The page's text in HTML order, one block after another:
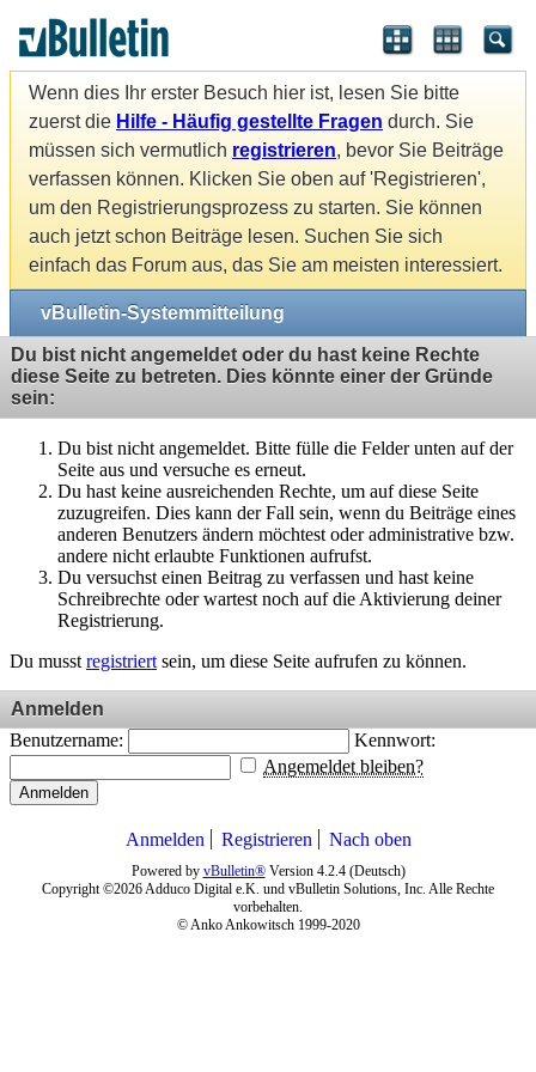
Wenn dies Ihr erster Besuch hier ist, lesen Sie bitte
zuerst die Hilfe - Häufig gestellte Fragen durch. Sie
müssen sich vermutlich registrieren, bevor Sie Beiträge
verfassen können. Klicken Sie oben auf 'Registrieren',
um den Registrierungsprozess zu starten. Sie können
auch jetzt schon Beiträge lesen. Suchen Sie sich
einfach das Forum aus, das Sie am meisten interessiert.
vBulletin-Systemmitteilung
Du bist nicht angemeldet oder du hast keine Rechte
diese Seite zu betreten. Dies könnte einer der Gründe
sein:
Du bist nicht angemeldet. Bitte fülle die Felder unten auf der
Seite aus und versuche es erneut.
Du hast keine ausreichenden Rechte, um auf diese Seite
zuzugreifen. Dies kann der Fall sein, wenn du Beiträge eines
anderen Benutzers ändern möchtest oder administrative bzw.
andere nicht erlaubte Funktionen aufrufst.
Du versuchst einen Beitrag zu verfassen und hast keine
Schreibrechte oder wartest noch auf die Aktivierung deiner
Registrierung.
Du musst registriert sein, um diese Seite aufrufen zu können.
Anmelden
Benutzername:
Kennwort:
Angemeldet bleiben?
Anmelden
Anmelden Registrieren Nach oben
Powered by vBulletin®Version 4.2.4 (Deutsch)
Copyright ©2026 Adduco Digital e.K. und vBulletin Solutions, Inc. Alle Rechte
vorbehalten.
© Anko Ankowitsch 1999-2020